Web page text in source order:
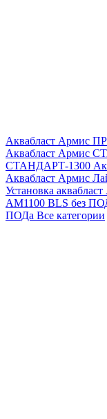
Аквабласт Армис
Аквабласт Армис
СТАНДАРТ-1300
Аквабласт Армис
Установка
AM1100 BLS без
ПОДа Все категории